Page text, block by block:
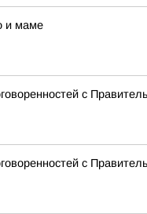
и маме
с
с